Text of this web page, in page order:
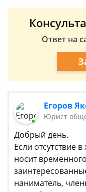
Ответ на
Егоров
Юрист
Добрый день.
Если отсутствие
носит
наниматель,